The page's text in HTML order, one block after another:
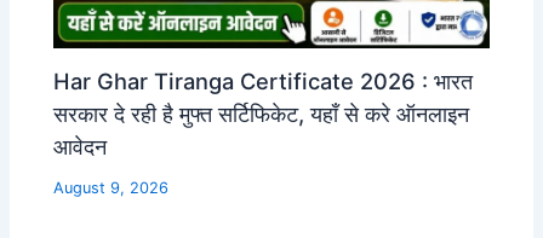
Har Ghar Tiranga Certificate 2026 : भारत
सरकार दे रही है मुफ्त सर्टिफिकेट, यहाँ से करे ऑनलाइन
आवेदन
August 9, 2026